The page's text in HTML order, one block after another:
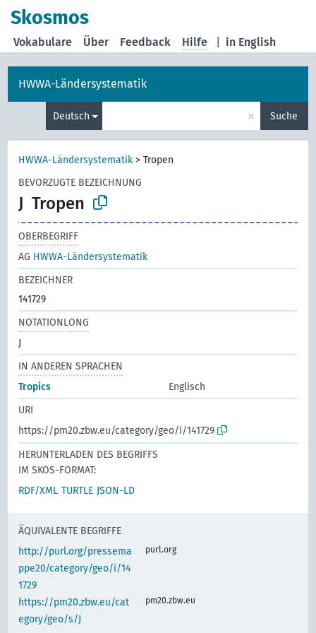
Skosmos
in English
Vokabulare Über Feedback Hilfe
HWWA-Ländersystematik
Deutsch × Suche
HWWA-Ländersystematik >Tropen
BEVORZUGTE BEZEICHNUNG
J Tropen
OBERBEGRIFF
AG HWWA-Ländersystematik
BEZEICHNER
141729
NOTATIONLONG
J
IN ANDEREN SPRACHEN
Tropics
Englisch
URI
https://pm20.zbw.eu/category/geo/i/141729
HERUNTERLADEN DES BEGRIFFS
IM SKOS-FORMAT:
RDF/XML TURTLE JSON-LD
ÄQUIVALENTE BEGRIFFE
http://purl.org/pressema
ppe20/category/geo/i/14
1729
purl.org
https://pm20.zbw.eu/cat
egory/geo/s/J
pm20.zbw.eu